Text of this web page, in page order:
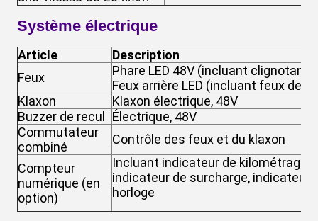
Système électrique
Article
Description
Feux
Phare LED 48V (incluant clignotant
Feux arrière LED (incluant feux de
Klaxon
Klaxon électrique, 48V
Buzzer de recul
Électrique, 48V
Commutateur
combiné
Contrôle des feux et du klaxon
Compteur
numérique (en
option)
Incluant indicateur de kilométrage,
indicateur de surcharge, indicateur
horloge